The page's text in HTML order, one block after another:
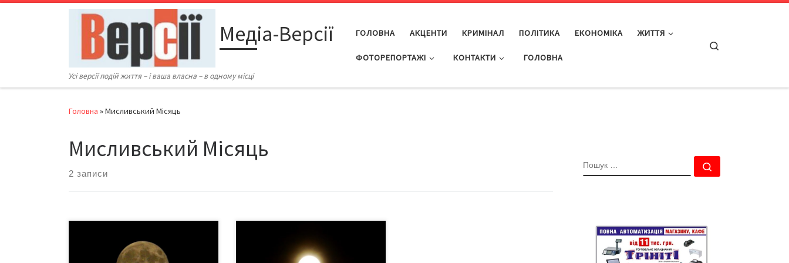
Перейти до вмісту
Медіа-Версії
Усі версії подій життя – і ваша власна – в одному місці
ГОЛОВНА АКЦЕНТИ КРИМІНАЛ ПОЛІТИКА ЕКОНОМІКА ЖИТТЯ
ФОТОРЕПОРТАЖІ КОНТАКТИ ГОЛОВНА
Головна »Мисливський Місяць
Мисливський Місяць
2 записи
жовтня 2024 року об 11:26 UTC.
Повний Місяць визначається як
зачаровував нас частковим
затемненням… Часткове місячне
ПОШУК